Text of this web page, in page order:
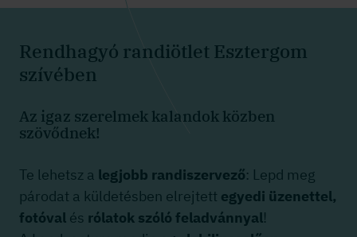
Rendhagyó randiötlet Esztergom
szívében
Az igaz szerelmek kalandok közben
szövődnek!
Te lehetsz a legjobb randiszervező: Lepd meg
párodat a küldetésben elrejtett egyedi üzenettel,
fotóval és rólatok szóló feladvánnyal!